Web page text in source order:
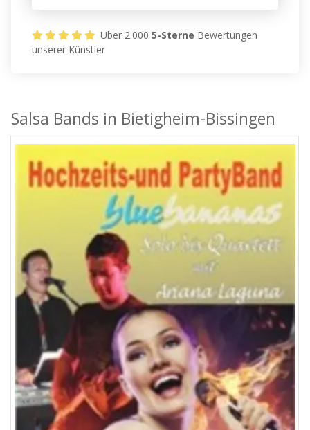
Über 2.0005-Sterne Bewertungen
unserer Künstler
Salsa Bands in Bietigheim-Bissingen